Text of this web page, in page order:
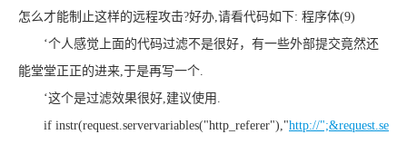
怎么才能制止这样的远程攻击?好办,请看代码如下: 程序体(9)
‘个人感觉上面的代码过滤不是很好，有一些外部提交竟然还
能堂堂正正的进来,于是再写一个.
‘这个是过滤效果很好,建议使用.
if instr(request.servervariables("http_referer"),"http://";&request.se